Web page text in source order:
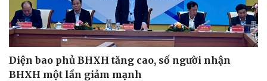
Diện bao phủ BHXH tăng cao, số người nhận
BHXH một lần giảm mạnh